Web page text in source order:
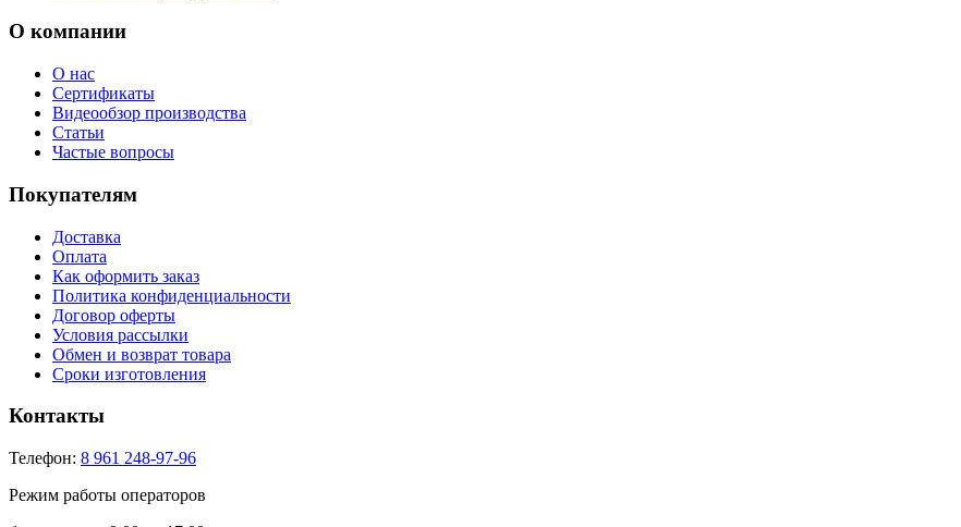
О компании
О нас
Сертификаты
Видеообзор производства
Статьи
Частые вопросы
Покупателям
Доставка
Оплата
Как оформить заказ
Политика конфиденциальности
Договор оферты
Условия рассылки
Обмен и возврат товара
Сроки изготовления
Контакты
Телефон: 8 961 248-97-96
Режим работы операторов